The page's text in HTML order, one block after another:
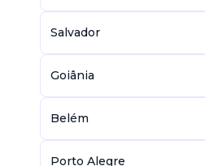
Salvador
Goiânia
Belém
Porto Alegre